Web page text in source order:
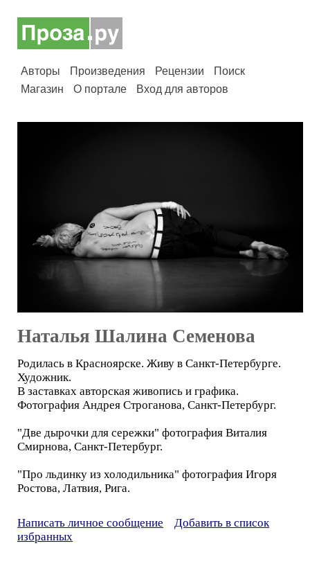
Авторы Произведения Рецензии
Поиск
Магазин
О портале Вход для авторов
Наталья Шалина Семенова
Родилась в Красноярске. Живу в Санкт-Петербурге.
Художник.
В заставках авторская живопись и графика.
Фотография Андрея Строганова, Санкт-Петербург.
"Две дырочки для сережки" фотография Виталия
Смирнова, Санкт-Петербург.
"Про льдинку из холодильника" фотография Игоря
Ростова, Латвия, Рига.
Написать личное сообщение
Добавить в список
избранных